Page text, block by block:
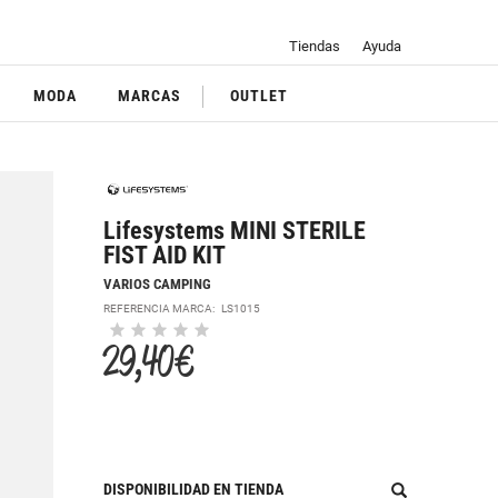
Tiendas Ayuda
MODA MARCAS OUTLET
Lifesystems MINI STERILE
FIST AID KIT
VARIOS CAMPING
REFERENCIA MARCA:LS1015
29,40 €
DISPONIBILIDAD EN TIENDA